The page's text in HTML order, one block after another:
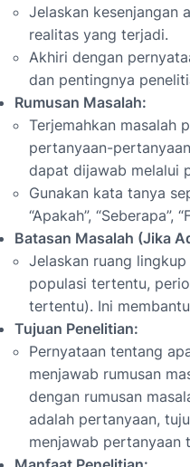
Jelaskan kesenjangan
realitas yang terjadi.
Akhiri dengan
dan pentingnya
Rumusan Masalah:
Terjemahkan masalah
pertanyaan-
dapat dijawab melalui
Gunakan kata tanya
“Apakah”, “Seberapa”,
Batasan Masalah (Jika
Jelaskan ruang
populasi tertentu,
tertentu). Ini
Tujuan Penelitian:
Pernyataan tentang
menjawab rumusan
dengan rumusan
adalah pertanyaan,
menjawab pertanyaan